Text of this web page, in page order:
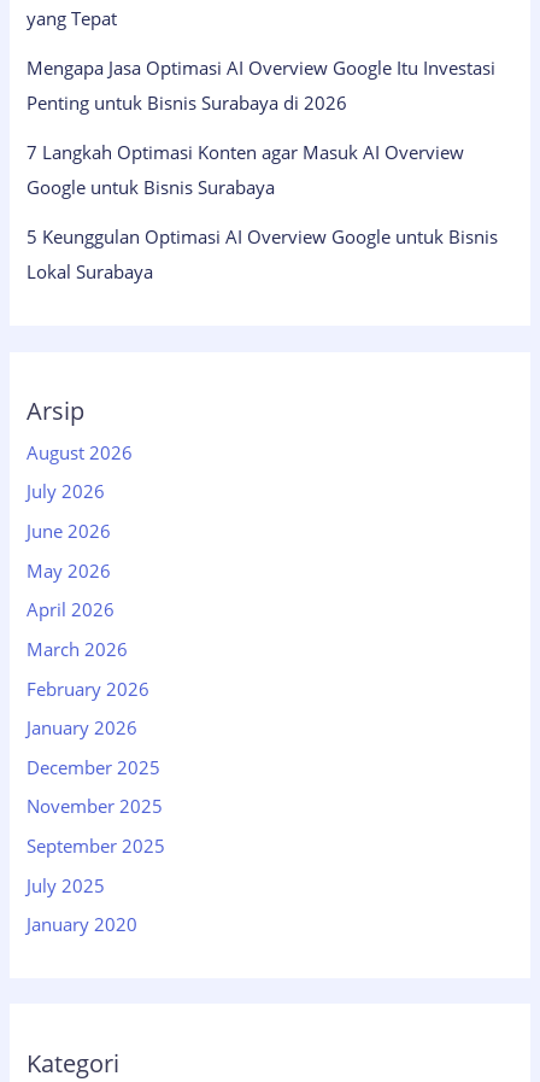
yang Tepat
Mengapa Jasa Optimasi AI Overview Google Itu Investasi
Penting untuk Bisnis Surabaya di 2026
7 Langkah Optimasi Konten agar Masuk AI Overview
Google untuk Bisnis Surabaya
5 Keunggulan Optimasi AI Overview Google untuk Bisnis
Lokal Surabaya
Arsip
August 2026
July 2026
June 2026
May 2026
April 2026
March 2026
February 2026
January 2026
December 2025
November 2025
September 2025
July 2025
January 2020
Kategori